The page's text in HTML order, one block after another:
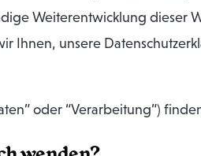
Weiterentwicklung dieser
Ihnen, unsere
oder “Verarbeitung”)